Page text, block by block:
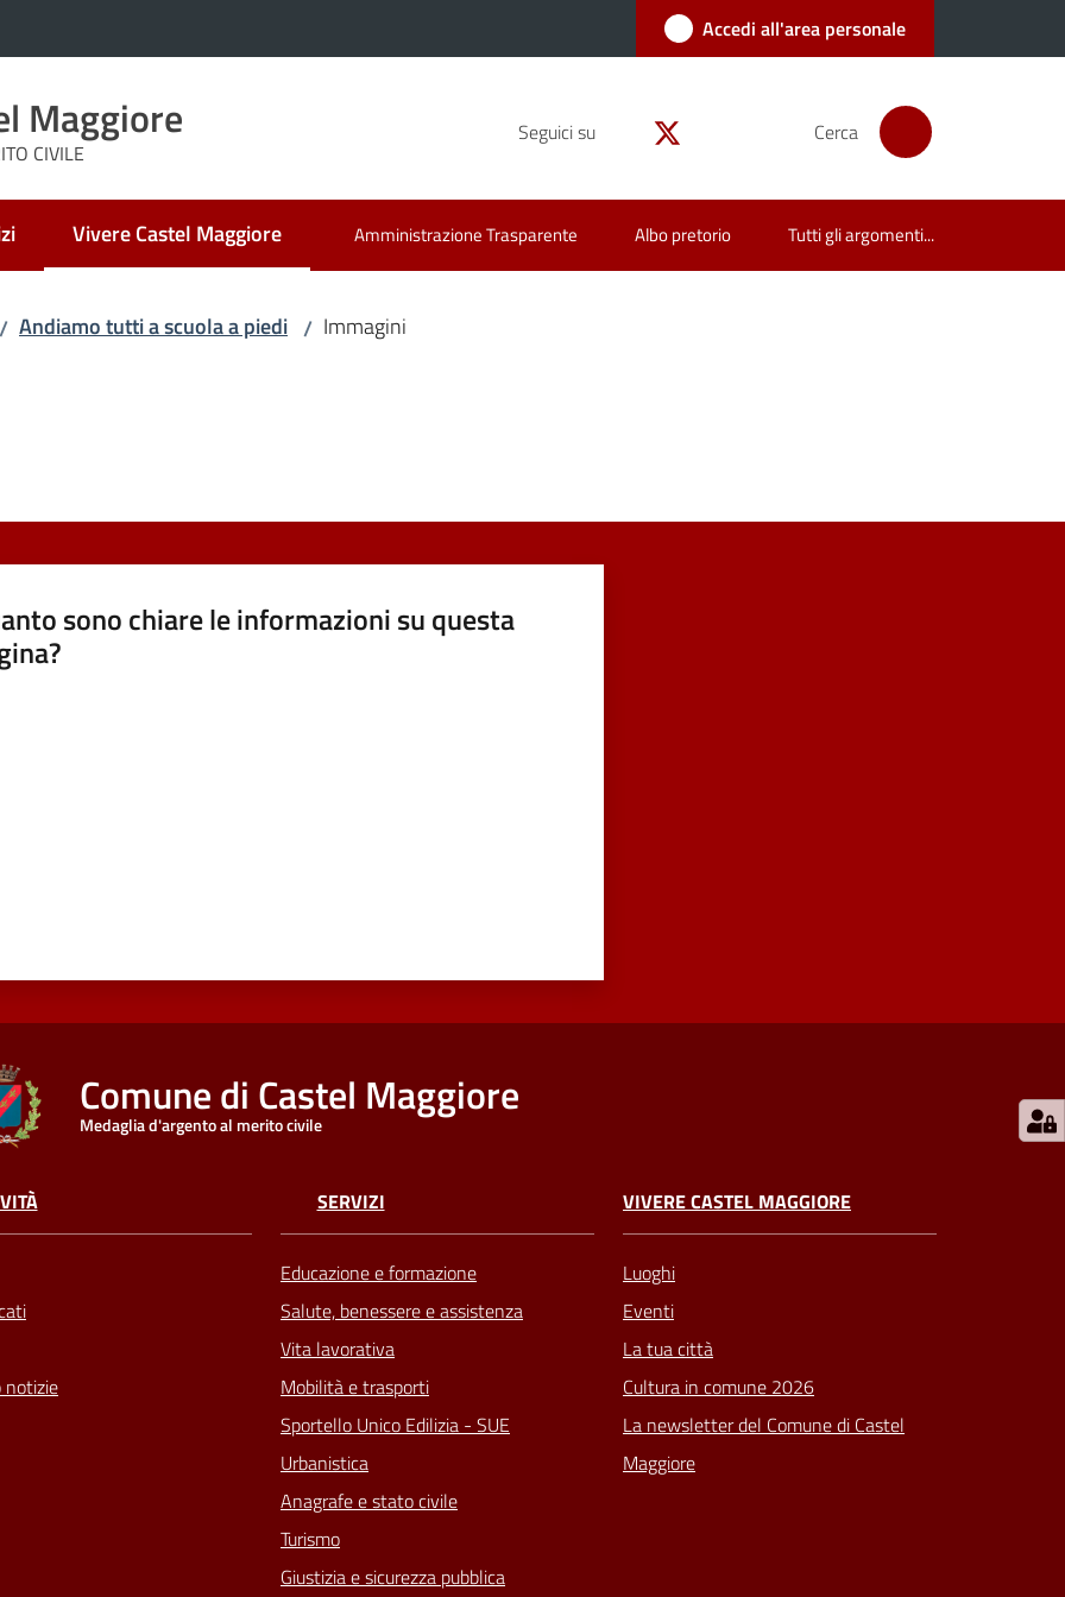
Accedi all'area personale
Maggiore
CIVILE
Seguici su Cerca
Vivere Castel Maggiore
Menu selezionato Amministrazione Trasparente Albo pretorio Tutti gli argomenti...
/ Andiamo tutti a scuola a piedi / Immagini
sono chiare le informazioni su questa
Comune di Castel Maggiore
Medaglia d'argento al merito civile
notizie
SERVIZI
Educazione e formazione
Salute, benessere e assistenza
Vita lavorativa
Mobilità e trasporti
Sportello Unico Edilizia - SUE
Urbanistica
Anagrafe e stato civile
Turismo
Giustizia e sicurezza pubblica
VIVERE CASTEL MAGGIORE
Luoghi
Eventi
La tua città
Cultura in comune 2026
La newsletter del Comune di Castel
Maggiore